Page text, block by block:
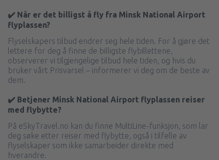
✔️ Når er det billigst å fly fra Minsk National Airport
flyplassen?
Flyselskapers tilbud endrer seg hele tiden. For å gjøre det
lettere for deg å finne de billigste flybillettene,
observerer vi tilgjengelige tilbud hele tiden, og hvis du
bruker vårt Prisvarsel – informerer vi deg om de beste av
dem.
✔️ Betjener Minsk National Airport flyplassen reiser
med flybytte?
På eSkyTravel.no kan du finne MultiLine-funksjon, som lar
deg søke etter reiser med flybytte, også i tilfelle av
flyselskaper som ikke samarbeider direkte med
hverandre.